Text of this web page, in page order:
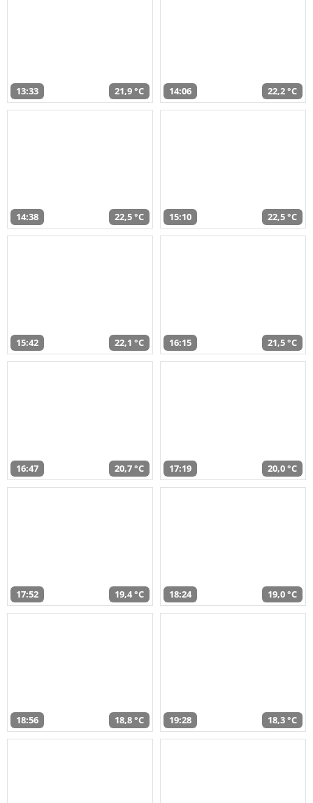
13:33 21,9 °C 14:06 22,2 °C
14:38 22,5 °C 15:10 22,5 °C
15:42 22,1 °C 16:15 21,5 °C
16:47 20,7 °C 17:19 20,0 °C
17:52 19,4 °C 18:24 19,0 °C
18:56 18,8 °C 19:28 18,3 °C